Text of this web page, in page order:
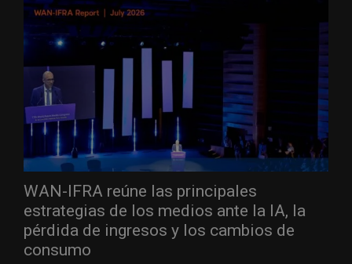
WAN-IFRA reúne las principales
estrategias de los medios ante la IA, la
pérdida de ingresos y los cambios de
consumo